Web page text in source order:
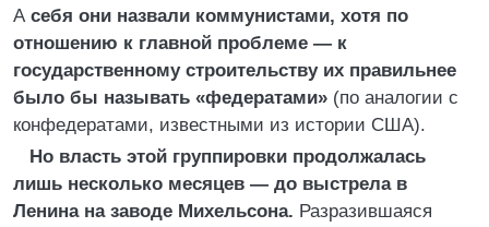
А себя они назвали коммунистами, хотя по
отношению к главной проблеме — к
государственному строительству их правильнее
было бы называть «федератами» (по аналогии с
конфедератами, известными из истории США).
Но власть этой группировки продолжалась
лишь несколько месяцев — до выстрела в
Ленина на заводе Михельсона. Разразившаяся